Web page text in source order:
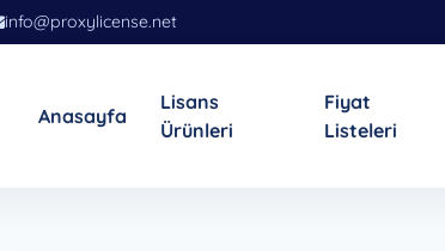
info@proxylicense.net
Anasayfa
Lisans
Ürünleri
Fiyat
Listeleri